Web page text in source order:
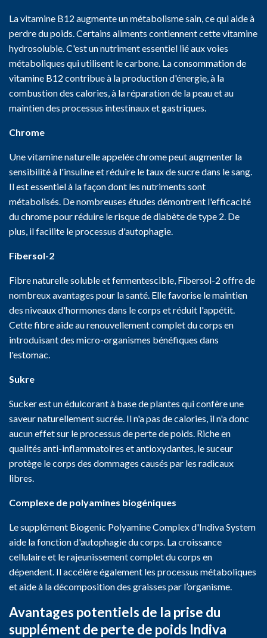
La vitamine B12 augmente un métabolisme sain, ce qui aide à
perdre du poids. Certains aliments contiennent cette vitamine
hydrosoluble. C'est un nutriment essentiel lié aux voies
métaboliques qui utilisent le carbone. La consommation de
vitamine B12 contribue à la production d'énergie, à la
combustion des calories, à la réparation de la peau et au
maintien des processus intestinaux et gastriques.
Chrome
Une vitamine naturelle appelée chrome peut augmenter la
sensibilité à l'insuline et réduire le taux de sucre dans le sang.
Il est essentiel à la façon dont les nutriments sont
métabolisés. De nombreuses études démontrent l'efficacité
du chrome pour réduire le risque de diabète de type 2. De
plus, il facilite le processus d'autophagie.
Fibersol-2
Fibre naturelle soluble et fermentescible, Fibersol-2 offre de
nombreux avantages pour la santé. Elle favorise le maintien
des niveaux d'hormones dans le corps et réduit l'appétit.
Cette fibre aide au renouvellement complet du corps en
introduisant des micro-organismes bénéfiques dans
l'estomac.
Sukre
Sucker est un édulcorant à base de plantes qui confère une
saveur naturellement sucrée. Il n'a pas de calories, il n'a donc
aucun effet sur le processus de perte de poids. Riche en
qualités anti-inflammatoires et antioxydantes, le suceur
protège le corps des dommages causés par les radicaux
libres.
Complexe de polyamines biogéniques
Le supplément Biogenic Polyamine Complex d'Indiva System
aide la fonction d'autophagie du corps. La croissance
cellulaire et le rajeunissement complet du corps en
dépendent. Il accélère également les processus métaboliques
et aide à la décomposition des graisses par l’organisme.
Avantages potentiels de la prise du
supplément de perte de poids Indiva